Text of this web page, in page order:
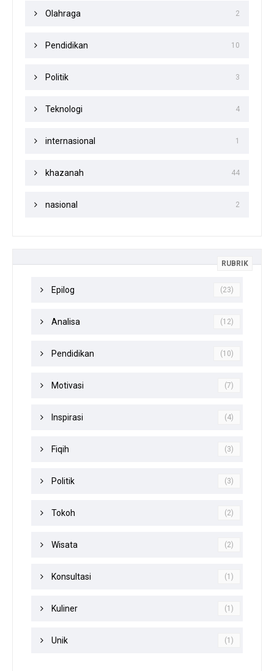
Olahraga 2
Pendidikan 10
Politik 3
Teknologi 4
internasional 1
khazanah 44
nasional 2
RUBRIK
Epilog (23)
Analisa (12)
Pendidikan (10)
Motivasi (7)
Inspirasi (4)
Fiqih (3)
Politik (3)
Tokoh (2)
Wisata (2)
Konsultasi (1)
Kuliner (1)
Unik (1)